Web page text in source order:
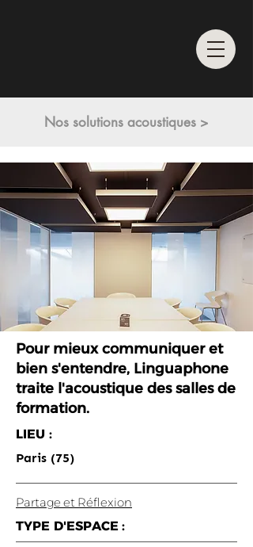
Nos solutions acoustiques >
Pour mieux communiquer et
bien s'entendre, Linguaphone
traite l'acoustique des salles de
formation.
LIEU :
Paris (75)
Partage et Réflexion
TYPE D'ESPACE :